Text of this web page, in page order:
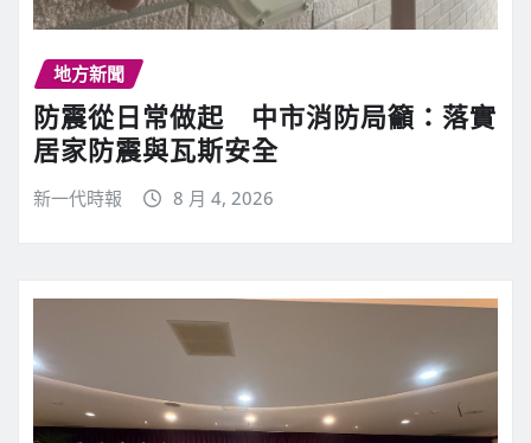
地方新聞
防震從日常做起 中市消防局籲：落實
居家防震與瓦斯安全
新一代時報 8 月 4, 2026